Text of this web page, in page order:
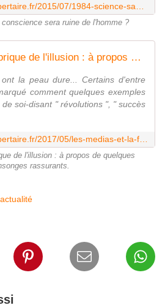
sera ruine de l'homme ?
Les médias et la fabrique de l'illusion : à propos de quelques mensonges rassurants - Socialisme libertaire
la peau dure... Certains d'entre
comment quelques exemples
soi-disant " révolutions ", " succès
de l'illusion : à propos de quelques
rassurants.